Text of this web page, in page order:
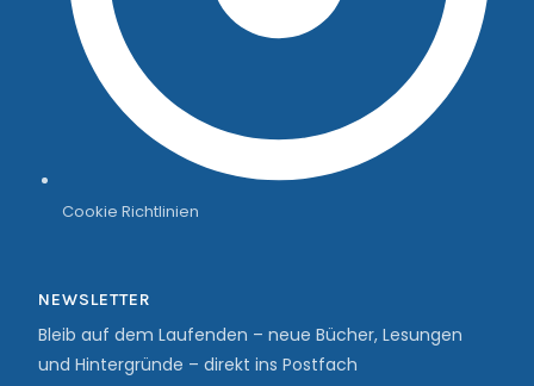
Cookie Richtlinien
NEWSLETTER
Bleib auf dem Laufenden – neue Bücher, Lesungen
und Hintergründe – direkt ins Postfach